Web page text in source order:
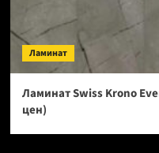
Ламинат
Ламинат Swiss Krono
цен)